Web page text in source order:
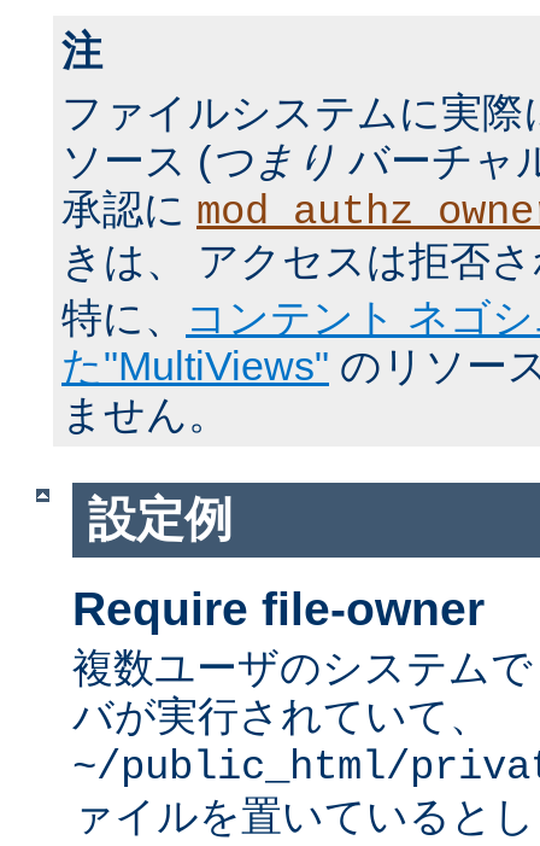
注
ファイルシステムに実
ソース (つまり バーチャ
承認に
きは、 アクセスは拒否
特に、
コンテント ネゴ
た"MultiViews" のリソー
ません。
設定例
Require file-owner
複数ユーザのシステム
バが実行されていて、
~/public_html/
ァイルを置いていると